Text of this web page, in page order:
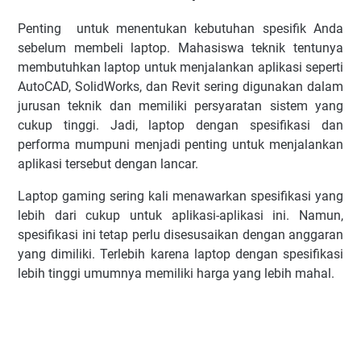
Penting untuk menentukan kebutuhan spesifik Anda
sebelum membeli laptop. Mahasiswa teknik tentunya
membutuhkan laptop untuk menjalankan aplikasi seperti
AutoCAD, SolidWorks, dan Revit sering digunakan dalam
jurusan teknik dan memiliki persyaratan sistem yang
cukup tinggi. Jadi, laptop dengan spesifikasi dan
performa mumpuni menjadi penting untuk menjalankan
aplikasi tersebut dengan lancar.
Laptop gaming sering kali menawarkan spesifikasi yang
lebih dari cukup untuk aplikasi-aplikasi ini. Namun,
spesifikasi ini tetap perlu disesusaikan dengan anggaran
yang dimiliki. Terlebih karena laptop dengan spesifikasi
lebih tinggi umumnya memiliki harga yang lebih mahal.